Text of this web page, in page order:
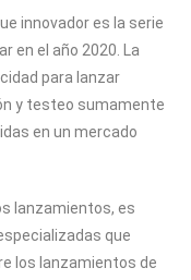
innovador es la serie
en el año 2020. La
para lanzar
y testeo sumamente
en un mercado
lanzamientos, es
que
los lanzamientos de